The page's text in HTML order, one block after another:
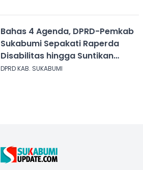
Bahas 4 Agenda, DPRD-Pemkab
Sukabumi Sepakati Raperda
Disabilitas hingga Suntikan
Modal Perum Pesona Wisata
DPRD KAB. SUKABUMI